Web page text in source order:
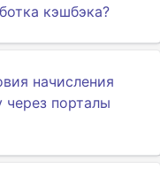
кэшбэка?
начисления
через порталы